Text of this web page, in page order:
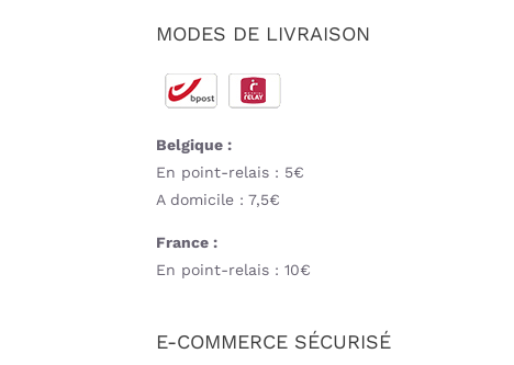
MODES DE LIVRAISON
Belgique :
En point-relais : 5€
A domicile : 7,5€
France :
En point-relais : 10€
E-COMMERCE SÉCURISÉ